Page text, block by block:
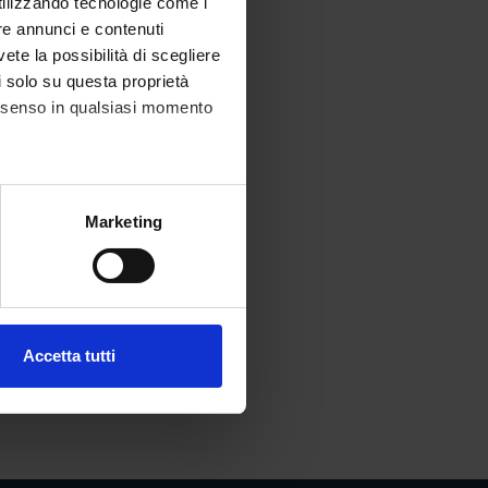
annunci e contenuti
la possibilità di scegliere
su questa proprietà
in qualsiasi momento
metro,Marketing
Accetta tutti